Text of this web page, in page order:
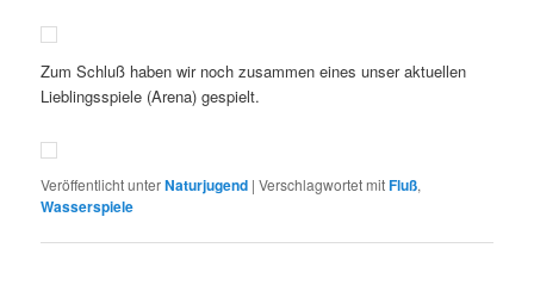
Zum Schluß haben wir noch zusammen eines unser aktuellen
Lieblingsspiele (Arena) gespielt.
Veröffentlicht unterNaturjugend |Verschlagwortet mitFluß,
Wasserspiele